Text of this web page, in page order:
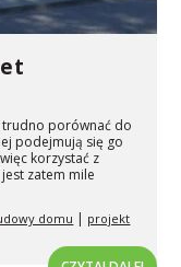
trudno porównać do
podejmują się go
korzystać z
zatem mile
domu | projekt